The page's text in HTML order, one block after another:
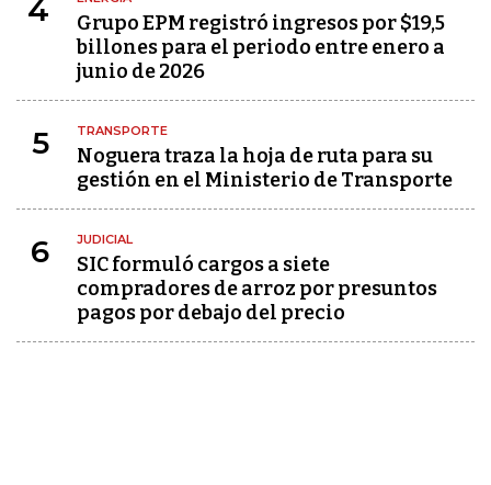
4
Grupo EPM registró ingresos por $19,5
billones para el periodo entre enero a
junio de 2026
5 TRANSPORTE
Noguera traza la hoja de ruta para su
gestión en el Ministerio de Transporte
6 JUDICIAL
SIC formuló cargos a siete
compradores de arroz por presuntos
pagos por debajo del precio